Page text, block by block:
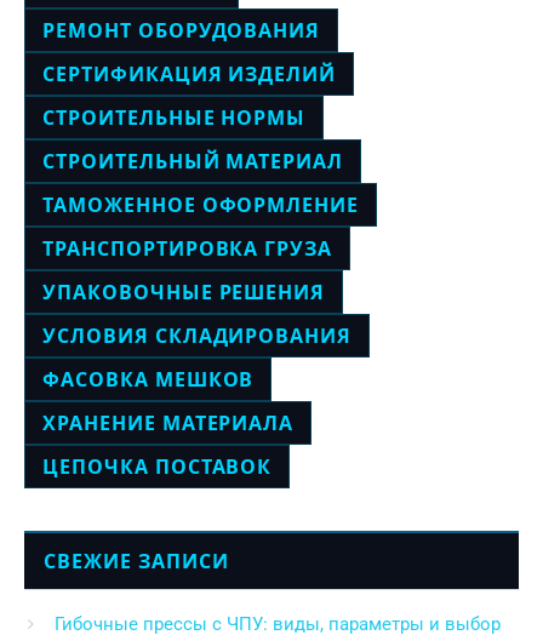
РЕМОНТ ОБОРУДОВАНИЯ
СЕРТИФИКАЦИЯ ИЗДЕЛИЙ
СТРОИТЕЛЬНЫЕ НОРМЫ
СТРОИТЕЛЬНЫЙ МАТЕРИАЛ
ТАМОЖЕННОЕ ОФОРМЛЕНИЕ
ТРАНСПОРТИРОВКА ГРУЗА
УПАКОВОЧНЫЕ РЕШЕНИЯ
УСЛОВИЯ СКЛАДИРОВАНИЯ
ФАСОВКА МЕШКОВ
ХРАНЕНИЕ МАТЕРИАЛА
ЦЕПОЧКА ПОСТАВОК
СВЕЖИЕ ЗАПИСИ
Гибочные прессы с ЧПУ: виды, параметры и выбор